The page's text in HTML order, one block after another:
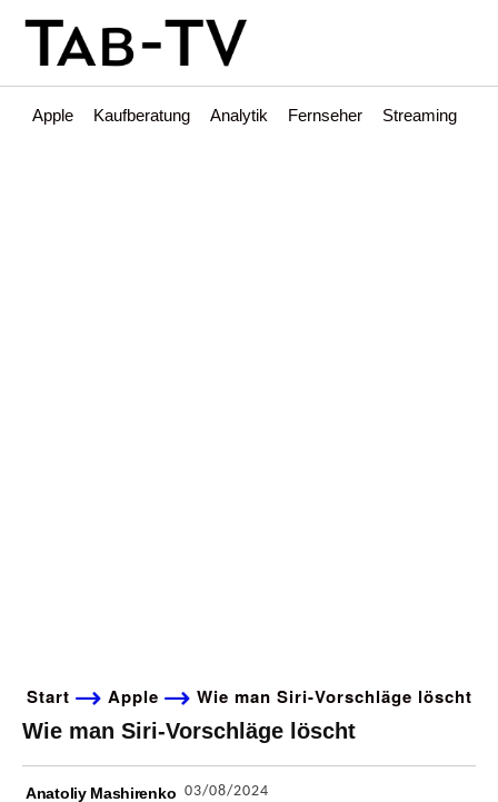
Apple Kaufberatung Analytik Fernseher Streaming
Start Apple
Wie man Siri-Vorschläge löscht
Wie man Siri-Vorschläge löscht
Anatoliy Mashirenko 03/08/2024